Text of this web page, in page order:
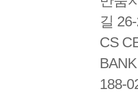
길
CS
188-